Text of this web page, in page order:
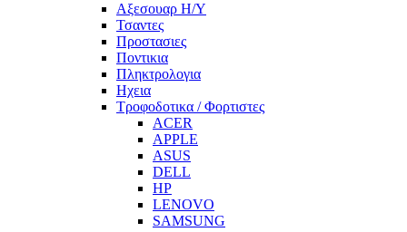
Αξεσουαρ Η/Υ
Τσαντες
Προστασιες
Ποντικια
Πληκτρολογια
Ηχεια
Τροφοδοτικα / Φορτιστες
ACER
APPLE
ASUS
DELL
HP
LENOVO
SAMSUNG